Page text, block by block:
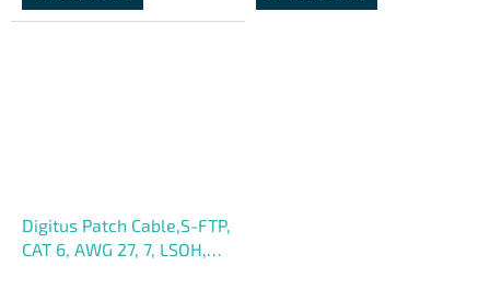
Digitus Patch Cable,S-FTP,
CAT 6, AWG 27, 7, LSOH,